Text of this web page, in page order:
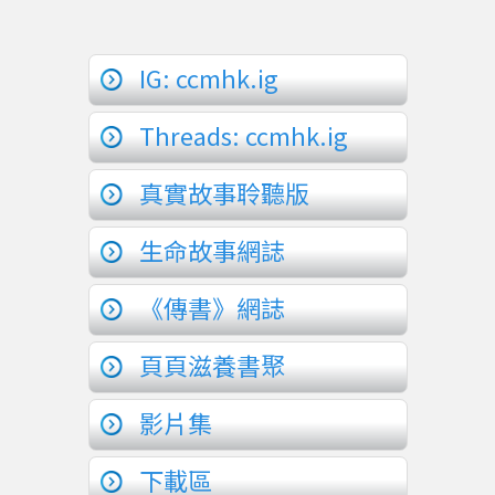
IG: ccmhk.ig
Threads: ccmhk.ig
真實故事聆聽版
生命故事網誌
《傳書》網誌
頁頁滋養書聚
影片集
下載區